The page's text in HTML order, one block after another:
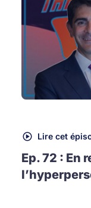
Lire cet
Ep. 72 : En